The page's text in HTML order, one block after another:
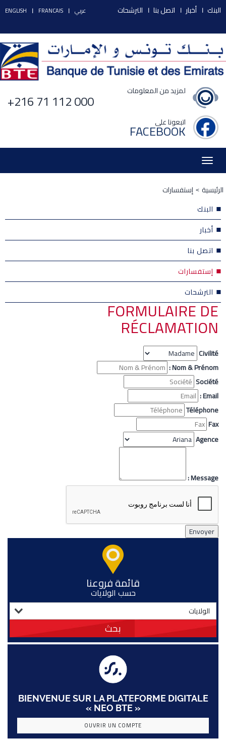
البنك أخبار اتصل بنا الترشحات ENGLISH FRANCAIS عربي
لمزيد من المعلومات +216 71 112 000
اتبعونا على
FACEBOOK
Toggle
navigation
الرئيسية
إستفسارات
البنك
أخبار
اتصل بنا
إستفسارات
الترشحات
FORMULAIRE DE
RÉCLAMATION
Civilité
Nom & Prénom :
Société
Email :
Téléphone
Fax
Agence
Message :
Envoyer
قائمة فروعنا
حسب الولايات
بحث
BIENVENUE SUR LA PLATEFORME DIGITALE
« NEO BTE »
OUVRIR UN COMPTE